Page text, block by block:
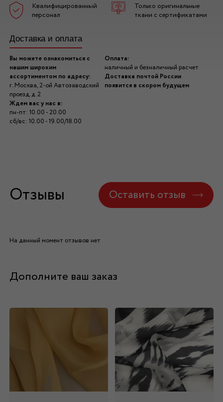
Квалифицированный
персонал
Только оригинальные
ткани с сертификатами
Доставка и оплата
Вы можете ознакомиться с
нашим широким
ассортиментом по адресу:
г. Москва, 2-ой Автозаводский
проезд, д. 2
Ждем вас у нас в:
пн-пт: 10.00 - 20.00
сб/вс: 10.00 - 19.00/18.00
Оплата:
наличный и безналичный расчет
Доставка почтой России
появится в скором будущем
Отзывы Оставить отзыв
На данный момент отзывов нет
Дополните ваш заказ